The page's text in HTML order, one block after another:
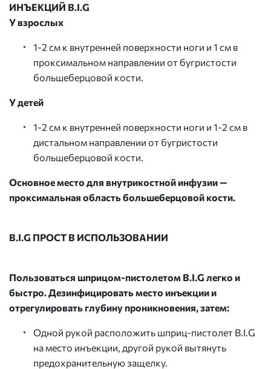
ИНЪЕКЦИЙ B.I.G
У взрослых
1-2 см к внутренней поверхности ноги и 1 см в
проксимальном направлении от бугристости
большеберцовой кости.
У детей
1-2 см к внутренней поверхности ноги и 1-2 см в
дистальном направлении от бугристости
большеберцовой кости.
Основное место для внутрикостной инфузии —
проксимальная область большеберцовой кости.
B.I.G ПРОСТ В ИСПОЛЬЗОВАНИИ
Пользоваться шприцом-пистолетом B.I.G легко и
быстро. Дезинфицировать место инъекции и
отрегулировать глубину проникновения, затем:
Одной рукой расположить шприц-пистолет B.I.G
на место инъекции, другой рукой вытянуть
предохранительную защелку.